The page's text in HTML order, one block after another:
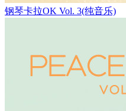
钢琴卡拉OK Vol. 3(纯音乐)